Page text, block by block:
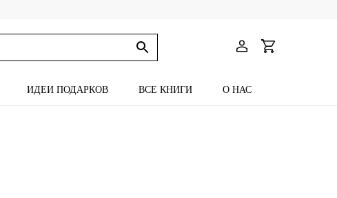
ИДЕИ ПОДАРКОВ ВСЕ КНИГИ О НАС